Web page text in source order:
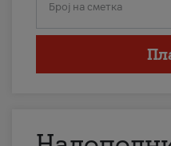
Број на сметка